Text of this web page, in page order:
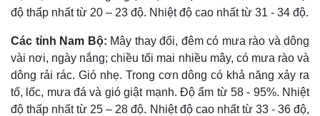
Infographic
độ thấp nhất từ 20 – 23 độ. Nhiệt độ cao nhất từ 31 - 34 độ.
Các tỉnh Nam Bộ: Mây thay đổi, đêm có mưa rào và dông
vài nơi, ngày nắng; chiều tối mai nhiều mây, có mưa rào và
dông rải rác. Gió nhẹ. Trong cơn dông có khả năng xảy ra
tố, lốc, mưa đá và gió giật mạnh. Độ ẩm từ 58 - 95%. Nhiệt
độ thấp nhất từ 25 – 28 độ. Nhiệt độ cao nhất từ 33 - 36 độ,